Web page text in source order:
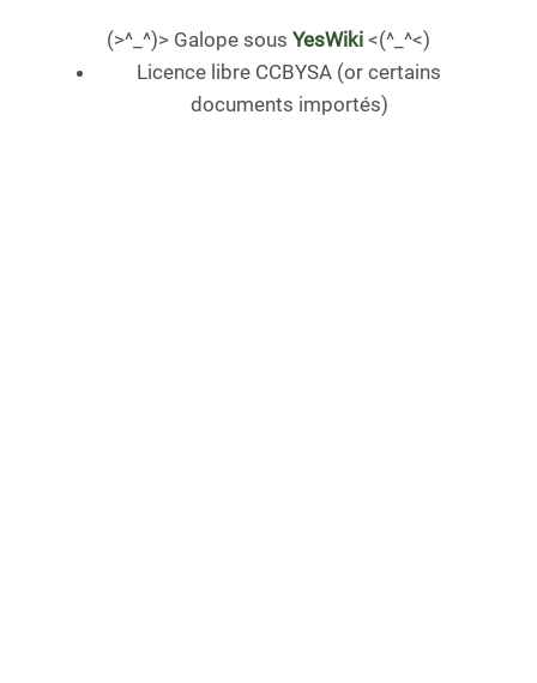
(>^_^)> Galope sous YesWiki <(^_^<)
Licence libre CCBYSA (or certains
documents importés)